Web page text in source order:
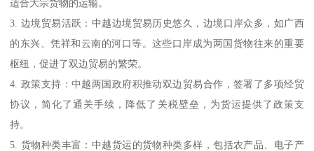
适合大宗货物的运输。
3. 边境贸易活跃：中越边境贸易历史悠久，边境口岸众多，如广西
的东兴、凭祥和云南的河口等。这些口岸成为两国货物往来的重要
枢纽，促进了双边贸易的繁荣。
4. 政策支持：中越两国政府积推动双边贸易合作，签署了多项经贸
协议，简化了通关手续，降低了关税壁垒，为货运提供了政策支
持。
5. 货物种类丰富：中越货运的货物种类多样，包括农产品、电子产